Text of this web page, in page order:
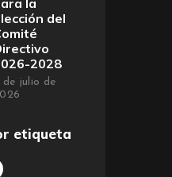
del
2028
de julio de
etiqueta